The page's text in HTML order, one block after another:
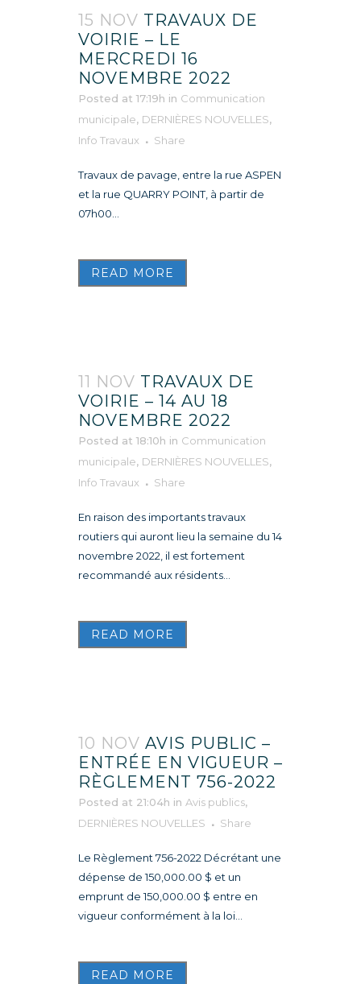
15 NOV TRAVAUX DE
VOIRIE – LE
MERCREDI 16
NOVEMBRE 2022
Posted at 17:19h in Communication
municipale, DERNIÈRES NOUVELLES,
Info Travaux
Share
Travaux de pavage, entre la rue ASPEN
et la rue QUARRY POINT, à partir de
07h00...
READ MORE
11 NOV TRAVAUX DE
VOIRIE – 14 AU 18
NOVEMBRE 2022
Posted at 18:10h in Communication
municipale, DERNIÈRES NOUVELLES,
Info Travaux
Share
En raison des importants travaux
routiers qui auront lieu la semaine du 14
novembre 2022, il est fortement
recommandé aux résidents...
READ MORE
10 NOV AVIS PUBLIC –
ENTRÉE EN VIGUEUR –
RÈGLEMENT 756-2022
Posted at 21:04h in Avis publics,
DERNIÈRES NOUVELLES
Share
Le Règlement 756-2022 Décrétant une
dépense de 150,000.00 $ et un
emprunt de 150,000.00 $ entre en
vigueur conformément à la loi...
READ MORE